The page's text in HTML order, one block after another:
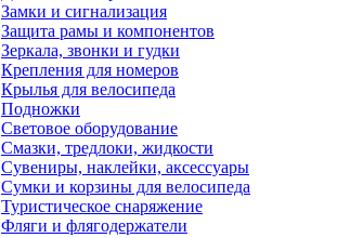
Замки и сигнализация
Защита рамы и компонентов
Зеркала, звонки и гудки
Крепления для номеров
Крылья для велосипеда
Подножки
Световое оборудование
Смазки, тредлоки, жидкости
Сувениры, наклейки, аксессуары
Сумки и корзины для велосипеда
Туристическое снаряжение
Фляги и флягодержатели